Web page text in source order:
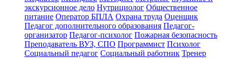
экскурсионное дело Нутрициолог Общественное
питание Оператор БПЛА Охрана труда Оценщик
Педагог дополнительного образования Педагог-
организатор Педагог-психолог Пожарная безопасность
Преподаватель ВУЗ, СПО Программист Психолог
Социальный педагог Социальный работник Тренер